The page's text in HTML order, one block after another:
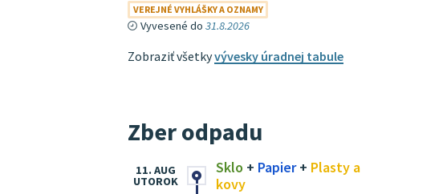
VEREJNÉ VYHLÁŠKY A OZNAMY
Vyvesené do 31.8.2026
Zobraziť všetkyvývesky úradnej tabule
Zber odpadu
Sklo + Papier+ Plasty a
kovy
11. AUG
UTOROK